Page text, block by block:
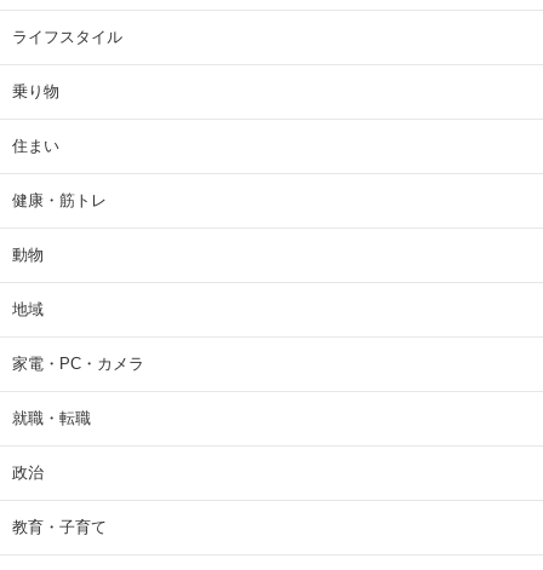
ライフスタイル
乗り物
住まい
健康・筋トレ
動物
地域
家電・PC・カメラ
就職・転職
政治
教育・子育て